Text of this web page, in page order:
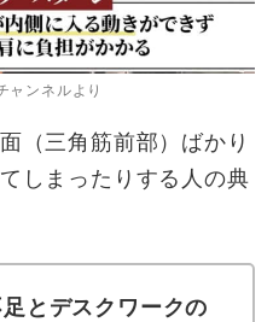
ャンネルより
（三角筋前部）ばかり
しまったりする人の典
とデスクワークの